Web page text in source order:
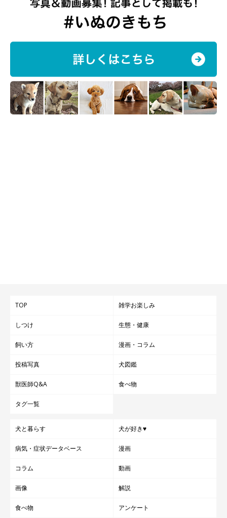
TOP 雑学お楽しみ
しつけ 生態・健康
飼い方 漫画・コラム
投稿写真 犬図鑑
獣医師Q&A 食べ物
タグ一覧
犬と暮らす 犬が好き♥
病気・症状データベース 漫画
コラム 動画
画像 解説
食べ物 アンケート